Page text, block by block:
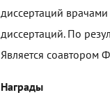
диссертаций
диссертаций. По
Является соавтором
Награды